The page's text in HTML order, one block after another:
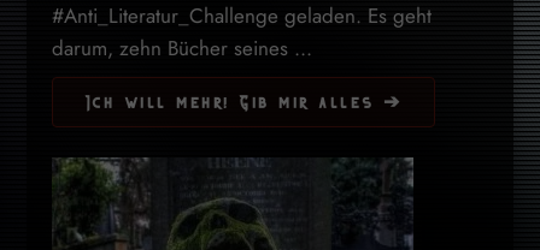
#Anti_Literatur_Challenge geladen. Es geht
darum, zehn Bücher seines ...
Ich will mehr! Gib mir alles ➔